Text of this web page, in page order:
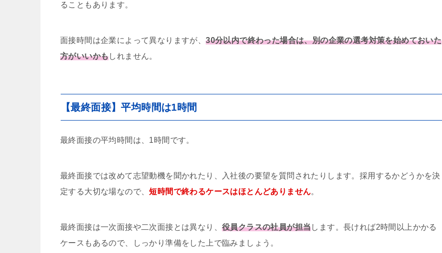
ることもあります。
面接時間は企業によって異なりますが、30分以内で終わった場合は、別の企業の選考対策を始めておいた
方がいいかもしれません。
【最終面接】平均時間は1時間
最終面接の平均時間は、1時間です。
最終面接では改めて志望動機を聞かれたり、入社後の要望を質問されたりします。採用するかどうかを決
定する大切な場なので、短時間で終わるケースはほとんどありません。
最終面接は一次面接や二次面接とは異なり、 役員クラスの社員が担当します。長ければ2時間以上かかる
ケースもあるので、しっかり準備をした上で臨みましょう。